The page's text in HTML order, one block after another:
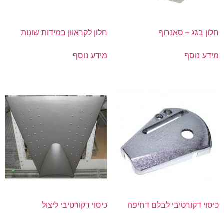
חלון בגג – סאנרוף
מידע נוסף
חלון לקראוון במידות שונות
מידע נוסף
כיסוי דקורטיבי לבלם דחיפה כיסוי דקורטיבי ליצול